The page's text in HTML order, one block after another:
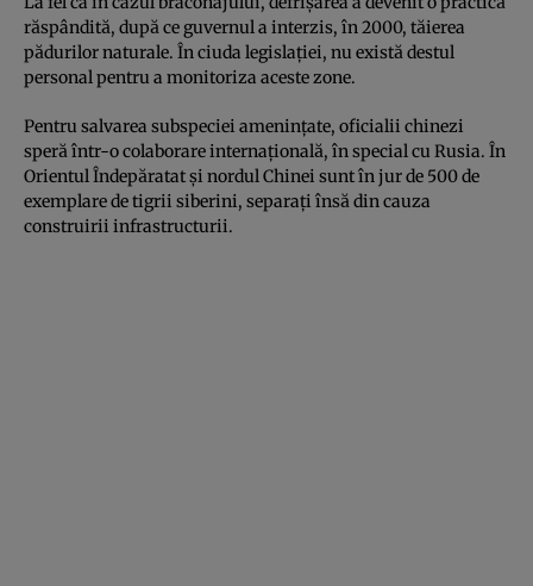
răspândită, după ce guvernul a interzis, în 2000, tăierea
pădurilor naturale. În ciuda legislaţiei, nu există destul
personal pentru a monitoriza aceste zone.
Pentru salvarea subspeciei ameninţate, oficialii chinezi
speră într-o colaborare internaţională, în special cu Rusia. În
Orientul Îndepăratat şi nordul Chinei sunt în jur de 500 de
exemplare de tigrii siberini, separaţi însă din cauza
construirii infrastructurii.